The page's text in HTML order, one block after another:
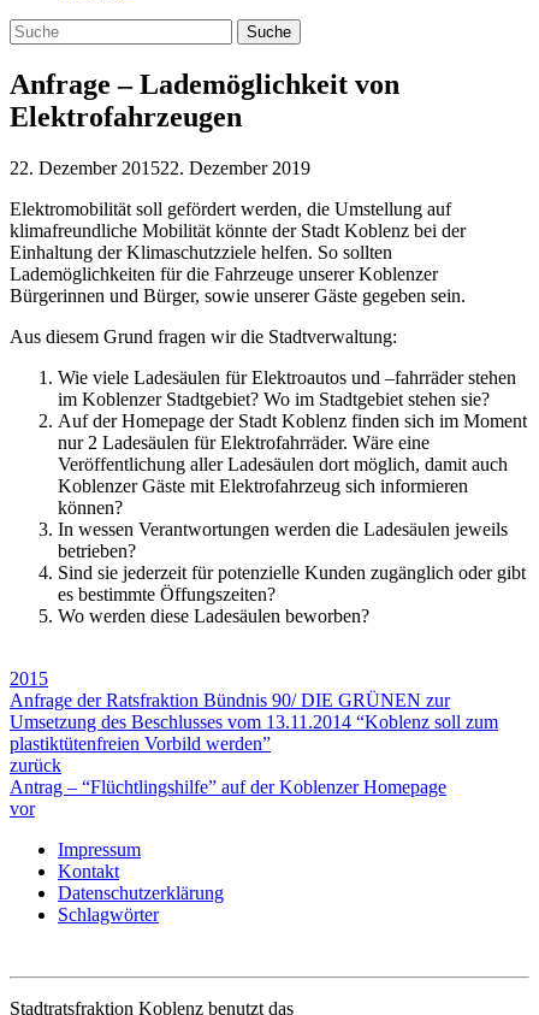
Anfrage – Lademöglichkeit von
Elektrofahrzeugen
22. Dezember 201522. Dezember 2019
Elektromobilität soll gefördert werden, die Umstellung auf
klimafreundliche Mobilität könnte der Stadt Koblenz bei der
Einhaltung der Klimaschutzziele helfen. So sollten
Lademöglichkeiten für die Fahrzeuge unserer Koblenzer
Bürgerinnen und Bürger, sowie unserer Gäste gegeben sein.
Aus diesem Grund fragen wir die Stadtverwaltung:
Wie viele Ladesäulen für Elektroautos und –fahrräder stehen
im Koblenzer Stadtgebiet? Wo im Stadtgebiet stehen sie?
Auf der Homepage der Stadt Koblenz finden sich im Moment
nur 2 Ladesäulen für Elektrofahrräder. Wäre eine
Veröffentlichung aller Ladesäulen dort möglich, damit auch
Koblenzer Gäste mit Elektrofahrzeug sich informieren
können?
In wessen Verantwortungen werden die Ladesäulen jeweils
betrieben?
Sind sie jederzeit für potenzielle Kunden zugänglich oder gibt
es bestimmte Öffungszeiten?
Wo werden diese Ladesäulen beworben?
2015
Anfrage der Ratsfraktion Bündnis 90/ DIE GRÜNEN zur
Umsetzung des Beschlusses vom 13.11.2014 “Koblenz soll zum
plastiktütenfreien Vorbild werden”
zurück
Antrag – “Flüchtlingshilfe” auf der Koblenzer Homepage
vor
Impressum
Kontakt
Datenschutzerklärung
Schlagwörter
Stadtratsfraktion Koblenz benutzt das